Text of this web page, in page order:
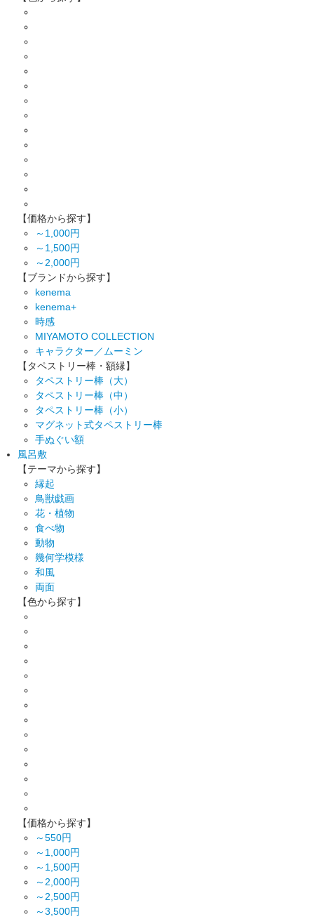
【価格から探す】
～1,000円
～1,500円
～2,000円
【ブランドから探す】
kenema
kenema+
時感
MIYAMOTO COLLECTION
キャラクター／ムーミン
【タペストリー棒・額縁】
タペストリー棒（大）
タペストリー棒（中）
タペストリー棒（小）
マグネット式タペストリー棒
手ぬぐい額
風呂敷
【テーマから探す】
縁起
鳥獣戯画
花・植物
食べ物
動物
幾何学模様
和風
両面
【色から探す】
【価格から探す】
～550円
～1,000円
～1,500円
～2,000円
～2,500円
～3,500円